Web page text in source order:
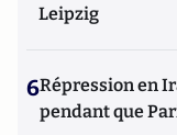
Leipzig
6Répression en
pendant que